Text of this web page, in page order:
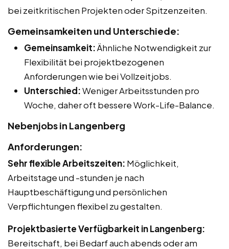
bei zeitkritischen Projekten oder Spitzenzeiten.
Gemeinsamkeiten und Unterschiede:
Gemeinsamkeit:Ähnliche Notwendigkeit zur
Flexibilität bei projektbezogenen
Anforderungen wie bei Vollzeitjobs.
Unterschied:Weniger Arbeitsstunden pro
Woche, daher oft bessere Work-Life-Balance.
Nebenjobs in Langenberg
Anforderungen:
Sehr flexible Arbeitszeiten: Möglichkeit,
Arbeitstage und -stunden je nach
Hauptbeschäftigung und persönlichen
Verpflichtungen flexibel zu gestalten.
Projektbasierte Verfügbarkeit in Langenberg:
Bereitschaft, bei Bedarf auch abends oder am